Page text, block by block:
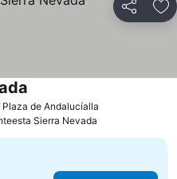
Jaa
de Andalucíalla
Sierra Nevada